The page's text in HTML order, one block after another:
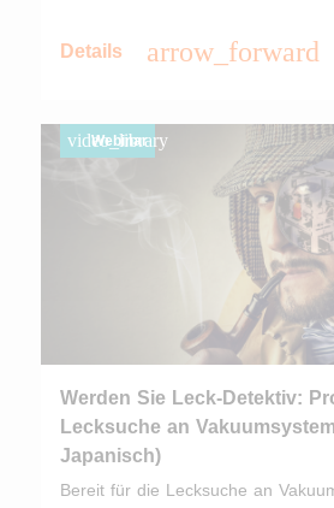
Details arrow_forward
video_library
Webinar
Werden Sie Leck-Detektiv:
Lecksuche an
Japanisch)
Bereit für die Lecksuche an